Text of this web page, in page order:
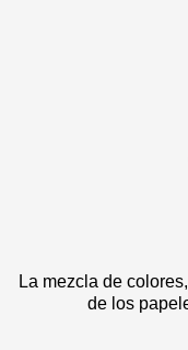
La mezcla de
de los